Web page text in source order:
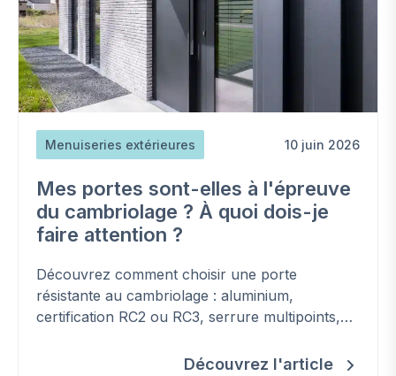
Menuiseries extérieures 10 juin 2026
Mes portes sont-elles à l'épreuve
du cambriolage ? À quoi dois-je
faire attention ?
Découvrez comment choisir une porte
résistante au cambriolage : aluminium,
certification RC2 ou RC3, serrure multipoints,
Découvrez l'article